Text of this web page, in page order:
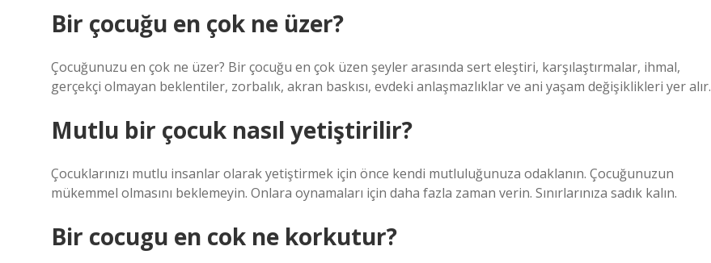
Bir çocuğu en çok ne üzer?
Çocuğunuzu en çok ne üzer? Bir çocuğu en çok üzen şeyler arasında sert eleştiri, karşılaştırmalar, ihmal,
gerçekçi olmayan beklentiler, zorbalık, akran baskısı, evdeki anlaşmazlıklar ve ani yaşam değişiklikleri yer alır.
Mutlu bir çocuk nasıl yetiştirilir?
Çocuklarınızı mutlu insanlar olarak yetiştirmek için önce kendi mutluluğunuza odaklanın. Çocuğunuzun
mükemmel olmasını beklemeyin. Onlara oynamaları için daha fazla zaman verin. Sınırlarınıza sadık kalın.
Bir cocugu en cok ne korkutur?